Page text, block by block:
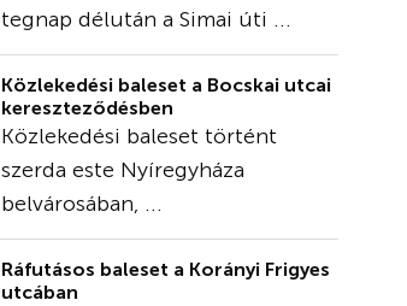
tegnap délután a Simai úti ...
Közlekedési baleset a Bocskai utcai
kereszteződésben
Közlekedési baleset történt
szerda este Nyíregyháza
belvárosában, ...
Ráfutásos baleset a Korányi Frigyes
utcában